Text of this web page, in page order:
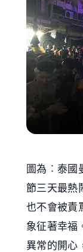
圖為︰泰國
節三天最熱
也不會被責
象征著幸福
異常的開心